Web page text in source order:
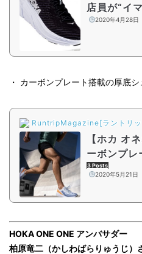
店員が“イ
グシュー
2020年4月28日
・ カーボンプレート搭載の厚底シ
RuntripMagazine[ラントリッ
【ホカ オ
ーボンプレ
新作登場！
3 Posts
2020年5月21日
HOKA ONE ONE アンバサダー
柏原竜二（かしわばらりゅうじ）